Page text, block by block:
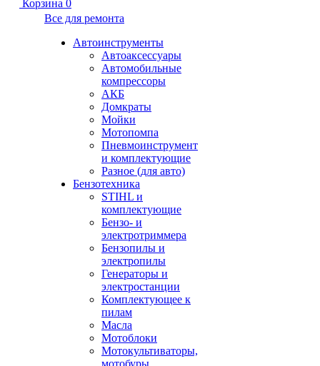
Корзина 0
Все для ремонта
Автоинструменты
Автоаксессуары
Автомобильные
компрессоры
АКБ
Домкраты
Мойки
Мотопомпа
Пневмоинструмент
и комплектующие
Разное (для авто)
Бензотехника
STIHL и
комплектующие
Бензо- и
электротриммера
Бензопилы и
электропилы
Генераторы и
электростанции
Комплектующее к
пилам
Масла
Мотоблоки
Мотокультиваторы,
мотобуры